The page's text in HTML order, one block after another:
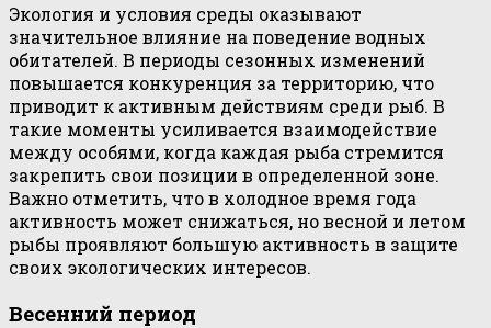
Экология и условия среды оказывают
значительное влияние на поведение водных
обитателей. В периоды сезонных изменений
повышается конкуренция за территорию, что
приводит к активным действиям среди рыб. В
такие моменты усиливается взаимодействие
между особями, когда каждая рыба стремится
закрепить свои позиции в определенной зоне.
Важно отметить, что в холодное время года
активность может снижаться, но весной и летом
рыбы проявляют большую активность в защите
своих экологических интересов.
Весенний период